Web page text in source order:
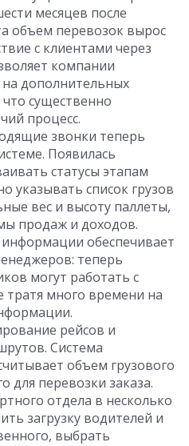
месяцев после
объем перевозок вырос
с клиентами через
компании
дополнительных
что существенно
процесс.
звонки теперь
Появилась
статусы этапам
указывать список грузов
вес и высоту паллеты,
продаж и доходов.
обеспечивает
теперь
могут работать с
много времени на
рейсов и
Система
объем грузового
для перевозки заказа.
отдела в несколько
загрузку водителей и
выбрать